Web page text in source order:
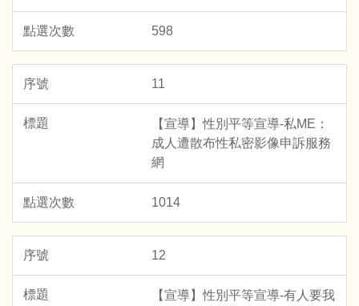
598
11
【宣導】性別平等宣導-私ME：
成人遭散布性私密影像申訴服務
網
1014
12
【宣導】性別平等宣導-有人要我